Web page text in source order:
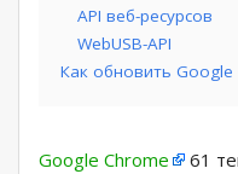
API веб-ресурсов
WebUSB-API
Как обновить
Google Chrome
61